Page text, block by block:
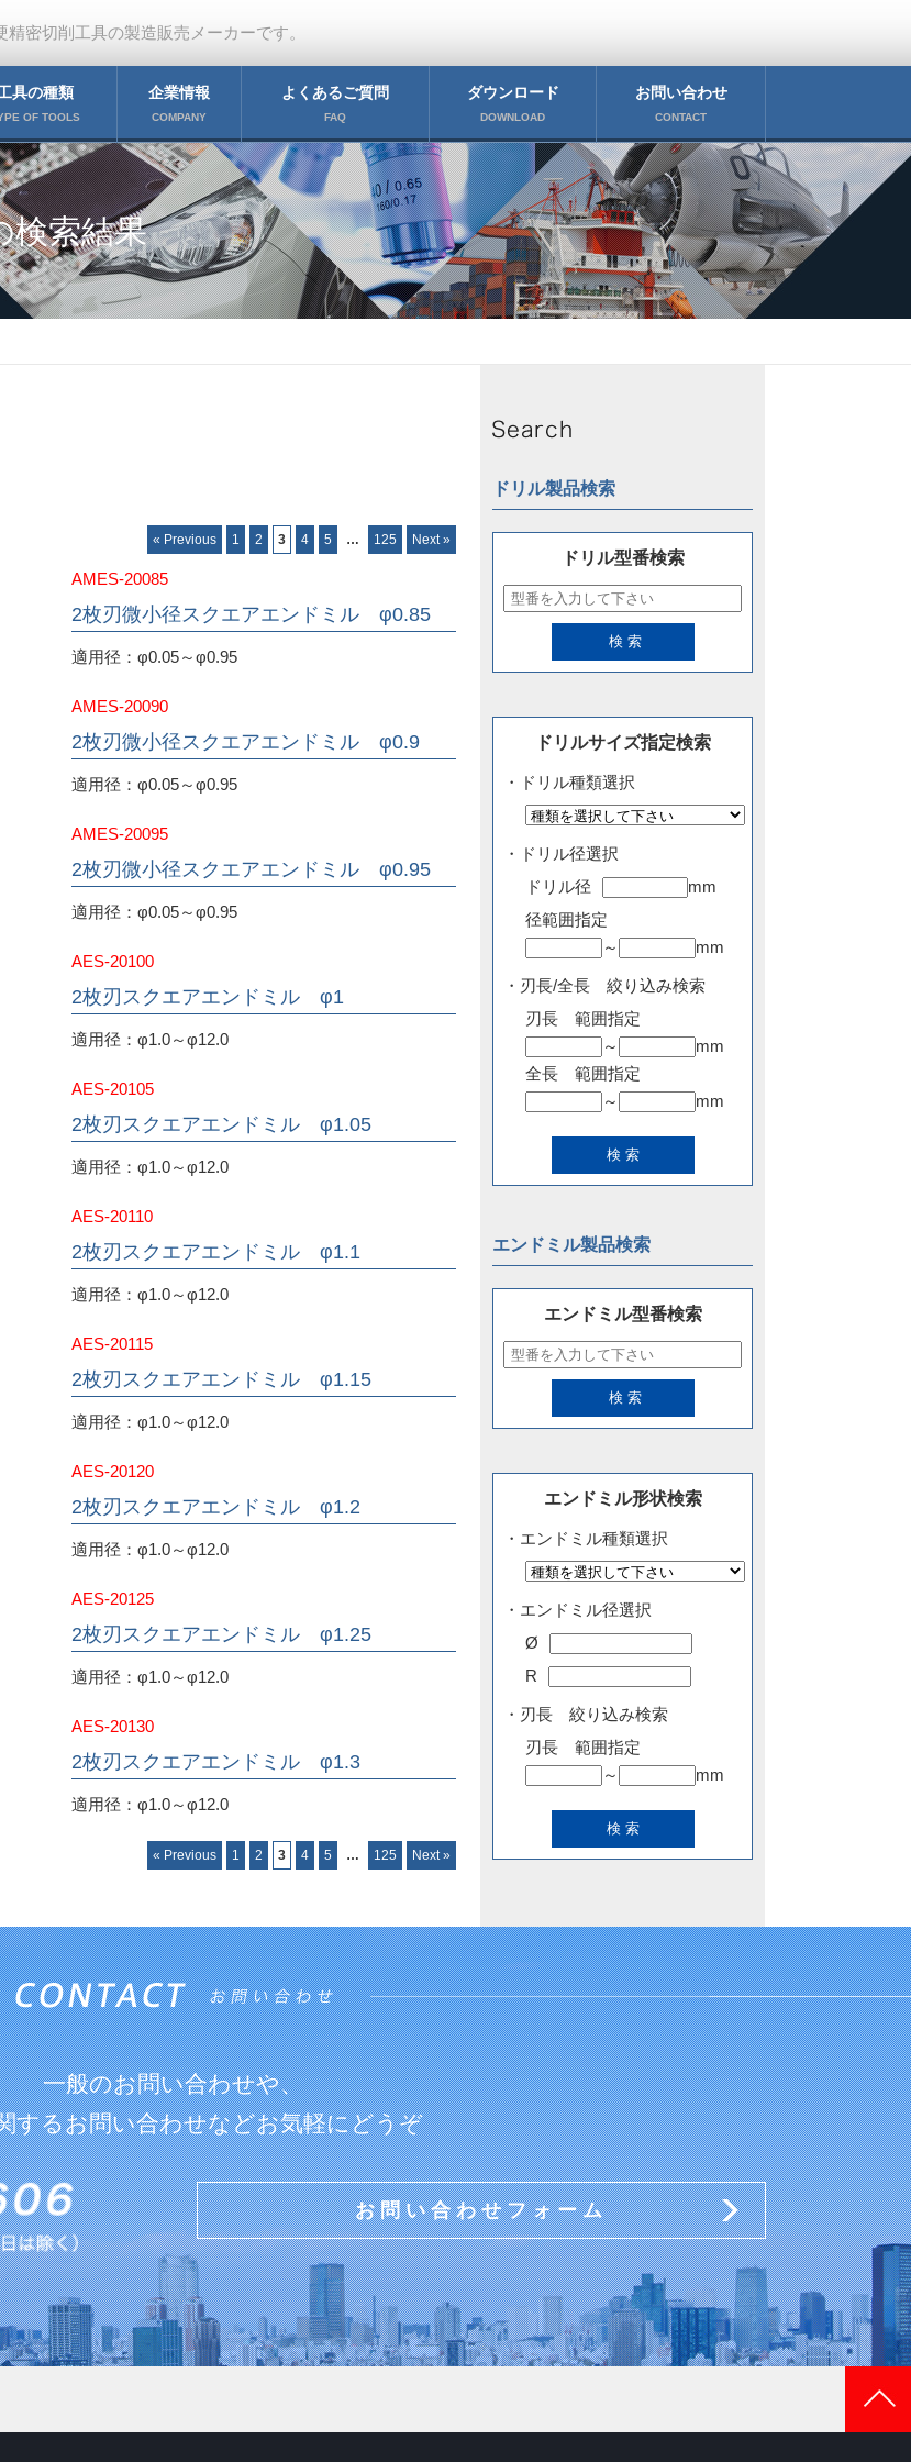
密切削工具の製造販売メーカーです。
具の種類
OF TOOLS
企業情報
COMPANY
よくあるご質問
FAQ
ダウンロード
DOWNLOAD
お問い合わせ
CONTACT
検索結果
« Previous 1 2 3 4 5 … 125 Next »
AMES-20085
2枚刃微小径スクエアエンドミル φ0.85
適用径：φ0.05～φ0.95
AMES-20090
2枚刃微小径スクエアエンドミル φ0.9
適用径：φ0.05～φ0.95
AMES-20095
2枚刃微小径スクエアエンドミル φ0.95
適用径：φ0.05～φ0.95
AES-20100
2枚刃スクエアエンドミル φ1
適用径：φ1.0～φ12.0
AES-20105
2枚刃スクエアエンドミル φ1.05
適用径：φ1.0～φ12.0
AES-20110
2枚刃スクエアエンドミル φ1.1
適用径：φ1.0～φ12.0
AES-20115
2枚刃スクエアエンドミル φ1.15
適用径：φ1.0～φ12.0
AES-20120
2枚刃スクエアエンドミル φ1.2
適用径：φ1.0～φ12.0
AES-20125
2枚刃スクエアエンドミル φ1.25
適用径：φ1.0～φ12.0
AES-20130
2枚刃スクエアエンドミル φ1.3
適用径：φ1.0～φ12.0
« Previous 1 2 3 4 5 … 125 Next »
ドリル製品検索
ドリル型番検索
ドリルサイズ指定検索
・ドリル種類選択
・ドリル径選択
ドリル径
mm
径範囲指定
～
mm
・刃長/全長 絞り込み検索
刃長 範囲指定
～
mm
全長 範囲指定
～
mm
エンドミル製品検索
エンドミル型番検索
エンドミル形状検索
・エンドミル種類選択
・エンドミル径選択
Ø
R
・刃長 絞り込み検索
刃長 範囲指定
～
mm
一般のお問い合わせや、
するお問い合わせなどお気軽にどうぞ
お問い合わせフォーム